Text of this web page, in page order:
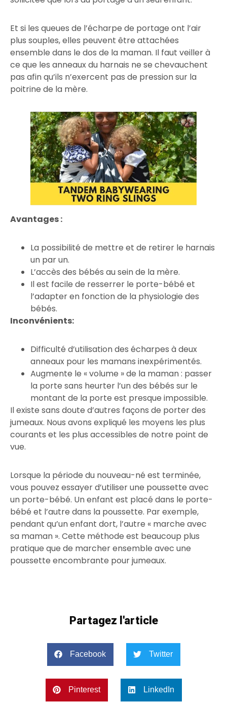
Et si les queues de l’écharpe de portage ont l’air
plus souples, elles peuvent être attachées
ensemble dans le dos de la maman. Il faut veiller à
ce que les anneaux du harnais ne se chevauchent
pas afin qu’ils n’exercent pas de pression sur la
poitrine de la mère.
Avantages :
La possibilité de mettre et de retirer le harnais
un par un.
L’accès des bébés au sein de la mère.
Il est facile de resserrer le porte-bébé et
l’adapter en fonction de la physiologie des
bébés.
Inconvénients:
Difficulté d’utilisation des écharpes à deux
anneaux pour les mamans inexpérimentés.
Augmente le « volume » de la maman : passer
la porte sans heurter l’un des bébés sur le
montant de la porte est presque impossible.
Il existe sans doute d’autres façons de porter des
jumeaux. Nous avons expliqué les moyens les plus
courants et les plus accessibles de notre point de
vue.
Lorsque la période du nouveau-né est terminée,
vous pouvez essayer d’utiliser une poussette avec
un porte-bébé. Un enfant est placé dans le porte-
bébé et l’autre dans la poussette. Par exemple,
pendant qu’un enfant dort, l’autre « marche avec
sa maman ». Cette méthode est beaucoup plus
pratique que de marcher ensemble avec une
poussette encombrante pour jumeaux.
Partagez l'article
Facebook Twitter
Pinterest LinkedIn